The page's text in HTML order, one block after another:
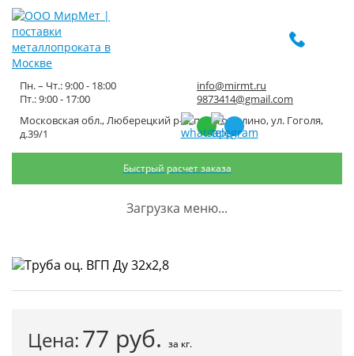
Московская обл., Люберецкий р-н, пос. Томилино, ул. Гоголя,
д.39/1
Пн. – Чт.: 9:00 - 18:00
Пт.: 9:00 - 17:00
info@mirmt.ru
9873414@gmail.com
Быстрый расчет заказа
Загрузка меню...
Труба оц. ВГП Ду 32х2,8
Каталог металлопроката Трубный металлопрокат
Цена:77 руб. за кг.